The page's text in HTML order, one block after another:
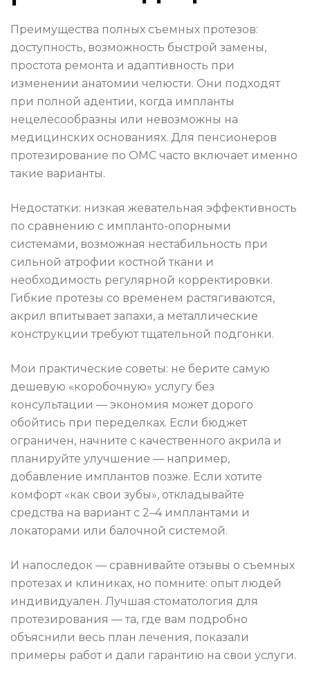
Преимущества полных съемных протезов:
доступность, возможность быстрой замены,
простота ремонта и адаптивность при
изменении анатомии челюсти. Они подходят
при полной адентии, когда импланты
нецелесообразны или невозможны на
медицинских основаниях. Для пенсионеров
протезирование по ОМС часто включает именно
такие варианты.
Недостатки: низкая жевательная эффективность
по сравнению с импланто-опорными
системами, возможная нестабильность при
сильной атрофии костной ткани и
необходимость регулярной корректировки.
Гибкие протезы со временем растягиваются,
акрил впитывает запахи, а металлические
конструкции требуют тщательной подгонки.
Мои практические советы: не берите самую
дешевую «коробочную» услугу без
консультации — экономия может дорого
обойтись при переделках. Если бюджет
ограничен, начните с качественного акрила и
планируйте улучшение — например,
добавление имплантов позже. Если хотите
комфорт «как свои зубы», откладывайте
средства на вариант с 2–4 имплантами и
локаторами или балочной системой.
И напоследок — сравнивайте отзывы о съемных
протезах и клиниках, но помните: опыт людей
индивидуален. Лучшая стоматология для
протезирования — та, где вам подробно
объяснили весь план лечения, показали
примеры работ и дали гарантию на свои услуги.